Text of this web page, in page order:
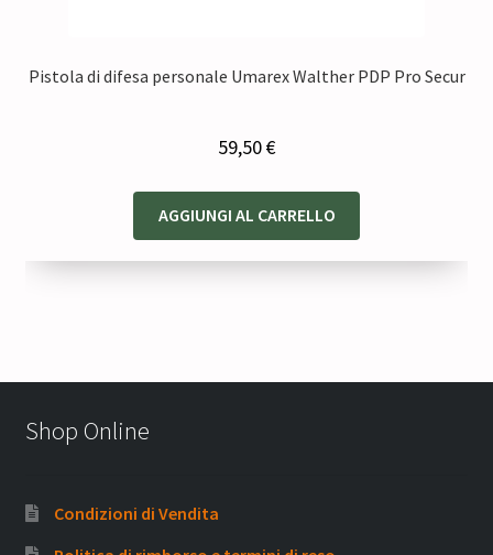
Pistola di difesa personale Umarex Walther PDP Pro Secur
59,50€
AGGIUNGI AL CARRELLO
Shop Online
Condizioni di Vendita